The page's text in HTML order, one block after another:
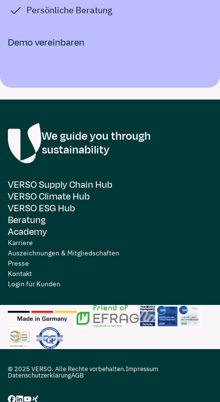
Persönliche Beratung
Demo vereinbaren
We guide you through
sustainability
VERSO Supply Chain Hub
VERSO Climate Hub
VERSO ESG Hub
Beratung
Academy
Karriere
Auszeichnungen & Mitgliedschaften
Presse
Kontakt
Login für Kunden
© 2025 VERSO. Alle Rechte vorbehalten.Impressum
DatenschutzerklärungAGB